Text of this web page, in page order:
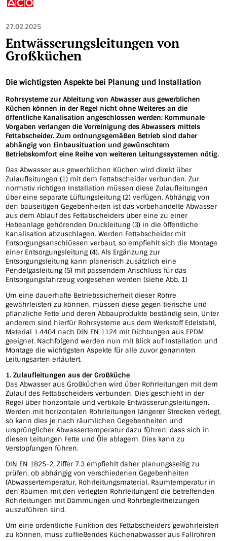
27.02.2025
Entwässerungsleitungen von
Großküchen
Die wichtigsten Aspekte bei Planung und Installation
Rohrsysteme zur Ableitung von Abwasser aus gewerblichen
Küchen können in der Regel nicht ohne Weiteres an die
öffentliche Kanalisation angeschlossen werden: Kommunale
Vorgaben verlangen die Vorreinigung des Abwassers mittels
Fettabscheider. Zum ordnungsgemäßen Betrieb sind daher
abhängig von Einbausituation und gewünschtem
Betriebskomfort eine Reihe von weiteren Leitungssystemen nötig.
Das Abwasser aus gewerblichen Küchen wird direkt über
Zulaufleitungen (1) mit dem Fettabscheider verbunden. Zur
normativ richtigen Installation müssen diese Zulaufleitungen
über eine separate Lüftungsleitung (2) verfügen. Abhängig von
den bauseitigen Gegebenheiten ist das vorbehandelte Abwasser
aus dem Ablauf des Fettabscheiders über eine zu einer
Hebeanlage gehörenden Druckleitung (3) in die öffentliche
Kanalisation abzuschlagen. Werden Fettabscheider mit
Entsorgungsanschlüssen verbaut, so empfiehlt sich die Montage
einer Entsorgungsleitung (4). Als Ergänzung zur
Entsorgungsleitung kann planerisch zusätzlich eine
Pendelgasleitung (5) mit passendem Anschluss für das
Entsorgungsfahrzeug vorgesehen werden (siehe Abb. 1)
Um eine dauerhafte Betriebssicherheit dieser Rohre
gewährleisten zu können, müssen diese gegen tierische und
pflanzliche Fette und deren Abbauprodukte beständig sein. Unter
anderem sind hierfür Rohrsysteme aus dem Werkstoff Edelstahl,
Material 1.4404 nach DIN EN 1124 mit Dichtungen aus EPDM
geeignet. Nachfolgend werden nun mit Blick auf Installation und
Montage die wichtigsten Aspekte für alle zuvor genannten
Leitungsarten erläutert.
1. Zulaufleitungen aus der Großküche
Das Abwasser aus Großküchen wird über Rohrleitungen mit dem
Zulauf des Fettabscheiders verbunden. Dies geschieht in der
Regel über horizontale und vertikale Entwässerungsleitungen.
Werden mit horizontalen Rohrleitungen längerer Strecken verlegt,
so kann dies je nach räumlichen Gegebenheiten und
ursprünglicher Abwassertemperatur dazu führen, dass sich in
diesen Leitungen Fette und Öle ablagern. Dies kann zu
Verstopfungen führen.
DIN EN 1825-2, Ziffer 7.3 empfiehlt daher planungsseitig zu
prüfen, ob abhängig von verschiedenen Gegebenheiten
(Abwassertemperatur, Rohrleitungsmaterial, Raumtemperatur in
den Räumen mit den verlegten Rohrleitungen) die betreffenden
Rohrleitungen mit Dämmungen und Rohrbegleitheizungen
auszuführen sind.
Um eine ordentliche Funktion des Fettabscheiders gewährleisten
zu können, muss zufließendes Küchenabwasser aus Fallrohren